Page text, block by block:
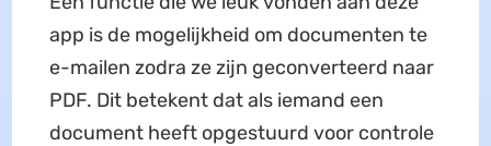
app is de mogelijkheid om documenten te
e-mailen zodra ze zijn geconverteerd naar
PDF. Dit betekent dat als iemand een
document heeft opgestuurd voor controle